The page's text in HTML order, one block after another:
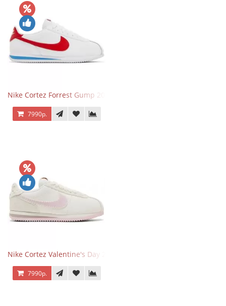
Nike Cortez Forrest Gump 2024
7990р.
Nike Cortez Valentine's Day 2025
7990р.